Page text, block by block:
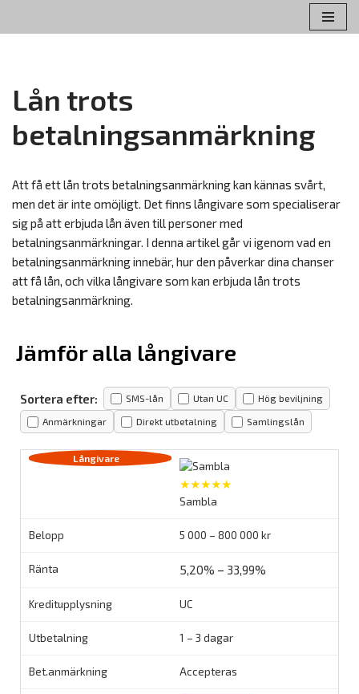
Lån trots
betalningsanmärkning
Att få ett lån trots betalningsanmärkning kan kännas svårt,
men det är inte omöjligt. Det finns långivare som specialiserar
sig på att erbjuda lån även till personer med
betalningsanmärkningar. I denna artikel går vi igenom vad en
betalningsanmärkning innebär, hur den påverkar dina chanser
att få lån, och vilka långivare som kan erbjuda lån trots
betalningsanmärkning.
Jämför alla långivare
Sortera efter: SMS-lån Utan UC Hög beviljning
Anmärkningar Direkt utbetalning Samlingslån
★★★★★
Sambla
5 000 – 800 000 kr
5,20% – 33,99%
UC
1 – 3 dagar
Accepteras